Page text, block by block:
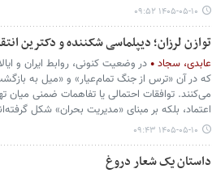
۱۴۰۵-۰۵-۱۰ ۰۹:۵۲
توازن لرزان؛ دیپلماسی شکننده و دکترین
عابدی، سجاد
در وضعیت کنونی، روابط ایران و
که در آن «ترس از جنگ تمام‌عیار» و «میل به
می‌کنند. توافقات احتمالی یا تفاهمات ضمنی میان
اعتماد، بلکه بر مبنای «مدیریت بحران» شکل
۱۴۰۵-۰۵-۱۰ ۰۹:۴۳
داستان یک شعار دروغ